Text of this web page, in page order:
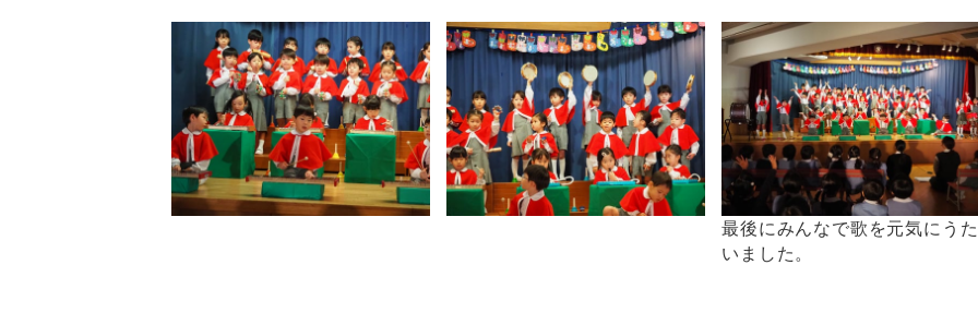
最後にみんなで歌を元気にうた
いました。